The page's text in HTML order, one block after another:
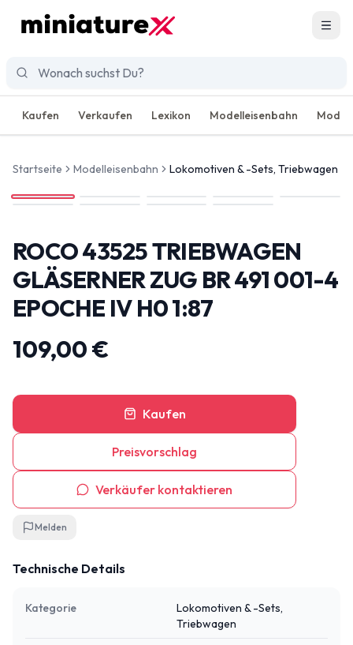
Menü
Kaufen Verkaufen Lexikon Modelleisenbahn
Startseite Modelleisenbahn Lokomotiven & -Sets, Triebwagen
ROCO 43525 TRIEBWAGEN
GLÄSERNER ZUG BR 491 001-4
EPOCHE IV H0 1:87
109,00 €
Kaufen
Preisvorschlag
Verkäufer kontaktieren
Melden
Technische Details
Kategorie
Lokomotiven & -Sets,
Triebwagen